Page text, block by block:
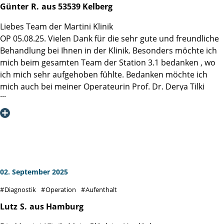
betonen, wie wichtig es ist, sich in eine Spezialklinik zu
begeben, die genau auf dieses Krankheitsbild fokussiert ist
– das macht einen riesigen Unterschied im gesamten
Behandlungs- und Genesungsverlauf.
Ich fühle mich heute bestens versorgt und kann die
Martini-Klinik uneingeschränkt weiterempfehlen. Vielen
Dank an das gesamte Team!
histologischen Befund, der mich mit großer Gelassenheit in
Ich bin der Martini-Klinik, Herrn. Prof. Steuber und allen,
wirklich allen Mitarbeitern dankbar, dass sie mich und
meine Ehefrau durch diese schwere Zeit geführt haben,
sehr einfühlsam, immer die nächsten Schritte erklärend
und alle Aussagen und Termine einhaltend. - Das "Martini-
Prinzip" wurde bei mir konsistent eingehalten!
Günter R. aus 53539 Kelberg
Liebes Team der Martini Klinik
OP 05.08.25. Vielen Dank für die sehr gute und freundliche
Behandlung bei Ihnen in der Klinik. Besonders möchte ich
mich beim gesamten Team der Station 3.1 bedanken , wo
ich mich sehr aufgehoben fühlte. Bedanken möchte ich
mich auch bei meiner Operateurin Prof. Dr. Derya Tilki
Liebe Grüße nach Hamburg
02. September 2025
Diagnostik Operation Aufenthalt
Lutz S. aus Hamburg